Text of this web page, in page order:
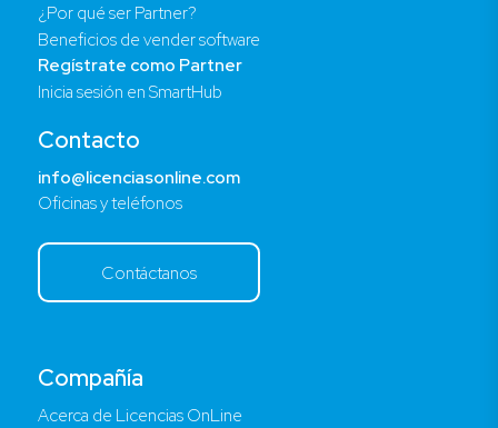
Compañía
Acerca de Licencias OnLine
¿Por qué ser Partner?
Beneficios de vender software
Regístrate como Partner
Inicia sesión en SmartHub
Contacto
info@licenciasonline.com
Oficinas y teléfonos
Contáctanos